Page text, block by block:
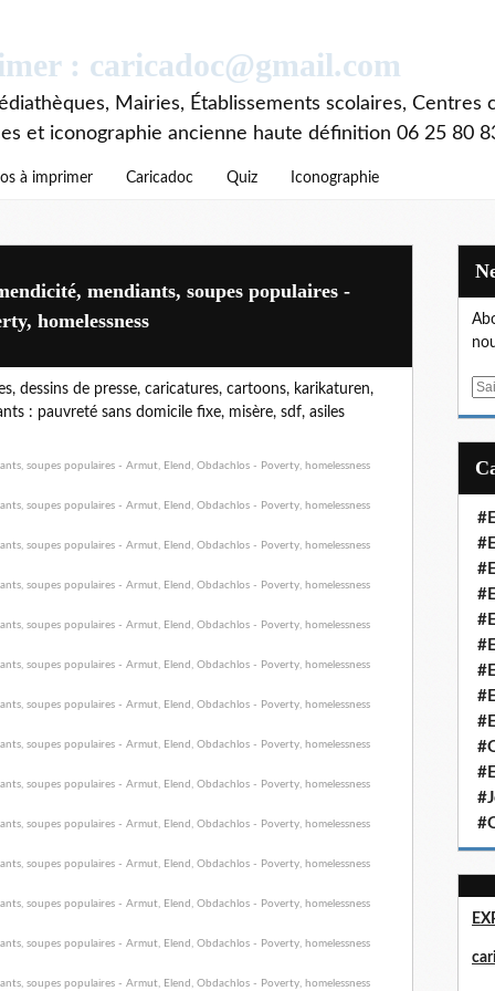
: caricadoc@gmail.com
Mairies, Établissements scolaires, Centres
et iconographie ancienne haute définition 06 25 80
à imprimer Caricadoc Quiz Iconographie
mendiants, soupes populaires -
homelessness
dessins de presse, caricatures, cartoons, karikaturen,
: pauvreté sans domicile fixe, misère, sdf, asiles
E